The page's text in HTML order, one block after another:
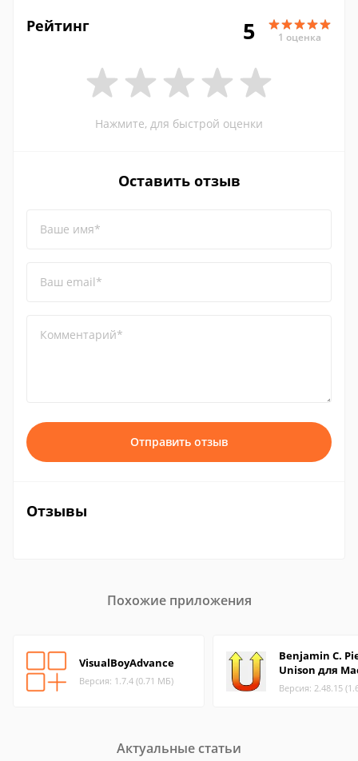
Рейтинг 5 1 оценка
Нажмите, для быстрой оценки
Оставить отзыв
Ваше имя*
Ваш email*
Комментарий*
Отправить отзыв
Отзывы
Похожие приложения
VisualBoyAdvance
Версия: 1.7.4 (0.71 МБ)
Benjamin C.
Unison для
Версия: 2.48.15
Актуальные статьи